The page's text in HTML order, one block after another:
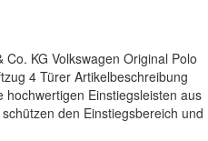
KG Volkswagen Original Polo
4 Türer Artikelbeschreibung
hochwertigen Einstiegsleisten aus
den Einstiegsbereich und